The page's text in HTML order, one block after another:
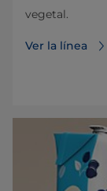
vegetal.
Ver la línea